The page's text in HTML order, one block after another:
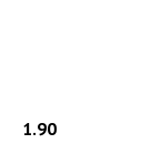
1.90